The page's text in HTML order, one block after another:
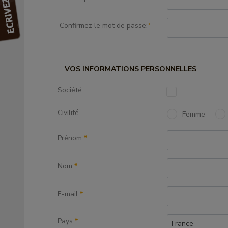
Confirmez le mot de passe:*
VOS INFORMATIONS PERSONNELLES
Société
Civilité Femme
Prénom *
Nom *
E-mail *
Pays * France